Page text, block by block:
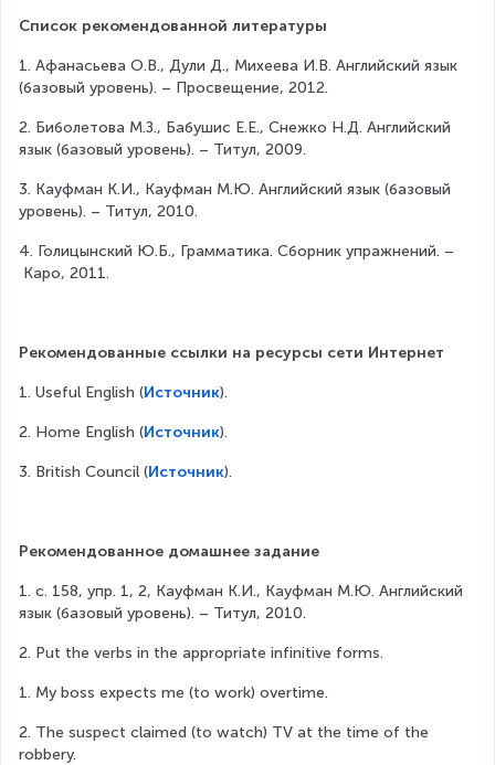
Список рекомендованной литературы
1. Афанасьева О.В., Дули Д., Михеева И.В. Английский язык
(базовый уровень). – Просвещение, 2012.
2. Биболетова М.З., Бабушис Е.Е., Снежко Н.Д. Английский
язык (базовый уровень). – Титул, 2009.
3. Кауфман К.И., Кауфман М.Ю. Английский язык (базовый
уровень). – Титул, 2010.
4. Голицынский Ю.Б., Грамматика. Сборник упражнений. –
Каро, 2011.
Рекомендованные ссылки на ресурсы сети Интернет
1. Useful English (Источник).
2. Home English (Источник).
3. British Council (Источник).
Рекомендованное домашнее задание
1. с. 158, упр. 1, 2, Кауфман К.И., Кауфман М.Ю. Английский
язык (базовый уровень). – Титул, 2010.
2. Put the verbs in the appropriate infinitive forms.
1. My boss expects me (to work) overtime.
2. The suspect claimed (to watch) TV at the time of the
robbery.